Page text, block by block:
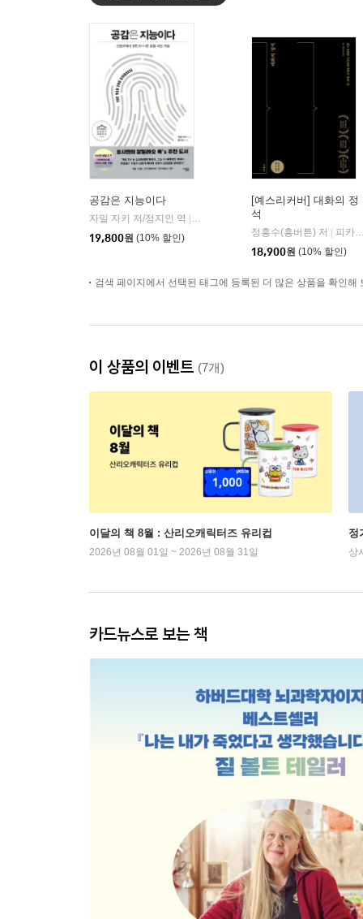
공감은 지능이다
자밀 자키 저/정지인 역
심심
19,800원 (10% 할인)
[예스리커버] 대화의 정
석
정흥수(흥버튼) 저
피카(FIKA)
18,900원 (10% 할인)
검색 페이지에서 선택된 태그에 등록된 더 많은 상품을 확인해
이 상품의 이벤트 (7개)
이달의 책 8월 : 산리오캐릭터즈 유리컵
2026년 08월 01일 ~ 2026년 08월 31일
정
상
카드뉴스로 보는 책